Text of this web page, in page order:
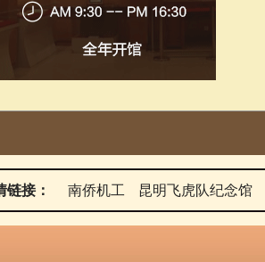
链接： 南侨机工 昆明飞虎队纪念馆